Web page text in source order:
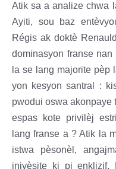
Atik sa a analize chwa
Ayiti, sou baz
Régis ak doktè
dominasyon franse
la se lang majorite pèp
yon kesyon santral :
pwodui oswa akonpaye
espas kote privilèj
lang franse a ? Atik la
istwa pèsonèl,
inivèsite ki pi enklizif.